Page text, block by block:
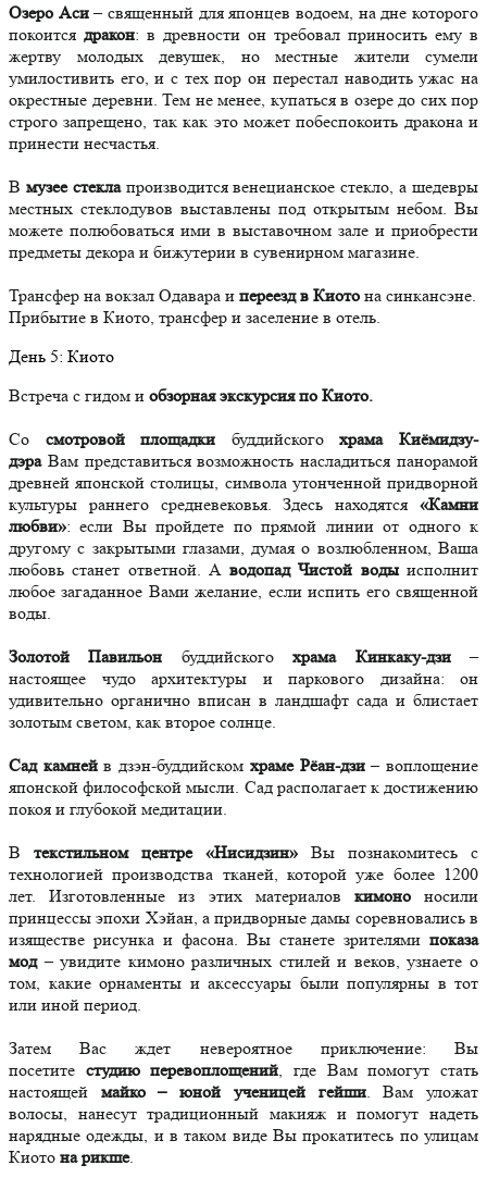
Озеро Аси– священный для японцев водоем, на дне которого
покоится дракон: в древности он требовал приносить ему в
жертву молодых девушек, но местные жители сумели
умилостивить его, и с тех пор он перестал наводить ужас на
окрестные деревни. Тем не менее, купаться в озере до сих пор
строго запрещено, так как это может побеспокоить дракона и
принести несчастья.
В музее стеклапроизводится венецианское стекло, а шедевры
местных стеклодувов выставлены под открытым небом. Вы
можете полюбоваться ими в выставочном зале и приобрести
предметы декора и бижутерии в сувенирном магазине.
Трансфер на вокзал Одавара и переезд в Киото на синкансэне.
Прибытие в Киото, трансфер и заселение в отель.
День 5: Киото
Встреча с гидом и обзорная экскурсия по Киото.
Со смотровой площадки буддийскогохрама Киёмидзу-
дэраВам представиться возможность насладиться панорамой
древней японской столицы, символа утонченной придворной
культуры раннего средневековья. Здесь находятся «Камни
любви»: если Вы пройдете по прямой линии от одного к
другому с закрытыми глазами, думая о возлюбленном, Ваша
любовь станет ответной. АводопадЧистой водыисполнит
любое загаданное Вами желание, если испить его священной
воды.
Золотой Павильон буддийскогохрама Кинкаку-дзи–
настоящее чудо архитектуры и паркового дизайна: он
удивительно органично вписан в ландшафт сада и блистает
золотым светом, как второе солнце.
Сад камнейв дзэн-буддийском храме Рёан-дзи– воплощение
японской философской мысли. Сад располагает к достижению
покоя и глубокой медитации.
В текстильном центре «Нисидзин» Вы познакомитесь с
технологией производства тканей, которой уже более 1200
лет. Изготовленные из этих материалов кимононосили
принцессы эпохи Хэйан, а придворные дамы соревновались в
изяществе рисунка и фасона. Вы станете зрителями показа
мод– увидите кимоно различных стилей и веков, узнаете о
том, какие орнаменты и аксессуары были популярны в тот
или иной период.
Затем Вас ждет невероятное приключение: Вы
посетите студию перевоплощений , где Вам помогут стать
настоящей майко – юной ученицей гейши. Вам уложат
волосы, нанесут традиционный макияж и помогут надеть
нарядные одежды, и в таком виде Вы прокатитесь по улицам
Киото на рикше.